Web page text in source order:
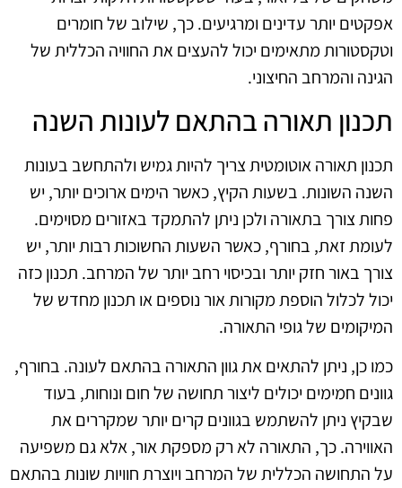
אפקטים יותר עדינים ומרגיעים. כך, שילוב של חומרים
וטקסטורות מתאימים יכול להעצים את החוויה הכללית של
הגינה והמרחב החיצוני.
תכנון תאורה בהתאם לעונות השנה
תכנון תאורה אוטומטית צריך להיות גמיש ולהתחשב בעונות
השנה השונות. בשעות הקיץ, כאשר הימים ארוכים יותר, יש
פחות צורך בתאורה ולכן ניתן להתמקד באזורים מסוימים.
לעומת זאת, בחורף, כאשר השעות החשוכות רבות יותר, יש
צורך באור חזק יותר ובכיסוי רחב יותר של המרחב. תכנון כזה
יכול לכלול הוספת מקורות אור נוספים או תכנון מחדש של
המיקומים של גופי התאורה.
כמו כן, ניתן להתאים את גוון התאורה בהתאם לעונה. בחורף,
גוונים חמימים יכולים ליצור תחושה של חום ונוחות, בעוד
שבקיץ ניתן להשתמש בגוונים קרים יותר שמקררים את
האווירה. כך, התאורה לא רק מספקת אור, אלא גם משפיעה
על התחושה הכללית של המרחב ויוצרת חוויות שונות בהתאם